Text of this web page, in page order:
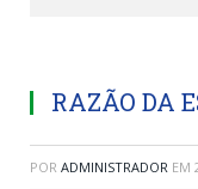
RAZÃO DA
POR ADMINISTRADOR EM